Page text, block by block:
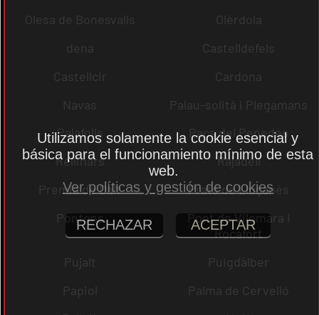
Olesa de Bonesvalls
Olèrdola
dena
Castelldefels
Castellcir
Cardona
Navas
Palau-solità i Plegamans
Palafolls
Pacs del Penedès
Rellinars
Rajadell
Premià de Dalt
Prats de Lluçanès
Pontons
Pont de Vilomara i
Rocafort
Pujalt
Puigdàlber
Papiol
Palma de Cervelló
Utilizamos solamente la cookie esencial y
básica para el funcionamiento mínimo de esta
web.
Ver políticas y gestión de cookies
RECHAZAR ACEPTAR